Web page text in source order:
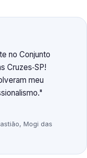
no Conjunto
Cruzes‑SP!
meu
Mogi das